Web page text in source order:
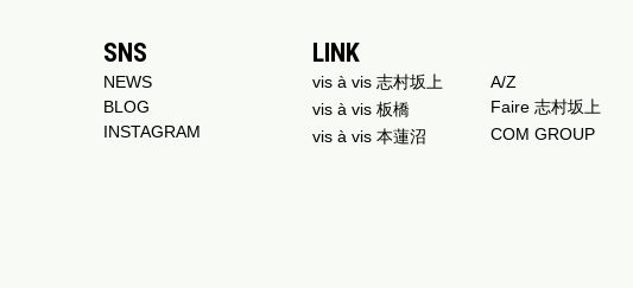
SNS
NEWS
BLOG
INSTAGRAM
LINK
vis à vis 志村坂上
vis à vis 板橋
vis à vis 本蓮沼
A/Z
Faire 志村坂上
COM GROUP